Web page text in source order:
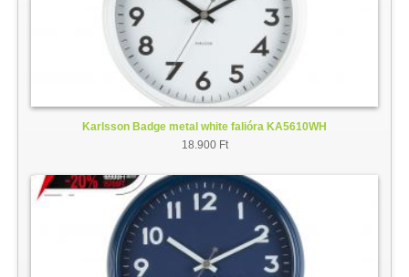
Karlsson Badge metal white falióra KA5610WH
18.900 Ft